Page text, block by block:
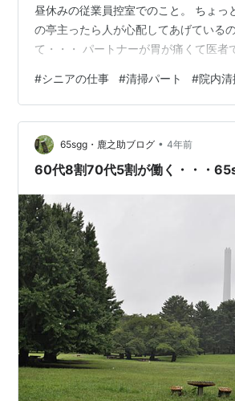
昼休みの従業員控室でのこと。 ちょっ
の亭主ったら人が心配してあげている
て・・・ パートナーが胃が痛くて医者
べず寝た。・・とのこと。 翌日、心配
で状態を聴いたら・・ 『良いわけない
た。・・とのこと。 人が心配してあげ
ってた。 この一言で女性陣はそれぞれ
しまった。 勤務先の病院でもコロナウ
#シニアの仕事 #清掃パート #院内清
65sgg・鹿之助ブログ • 4年前
60代8割70代5割が働く・・・